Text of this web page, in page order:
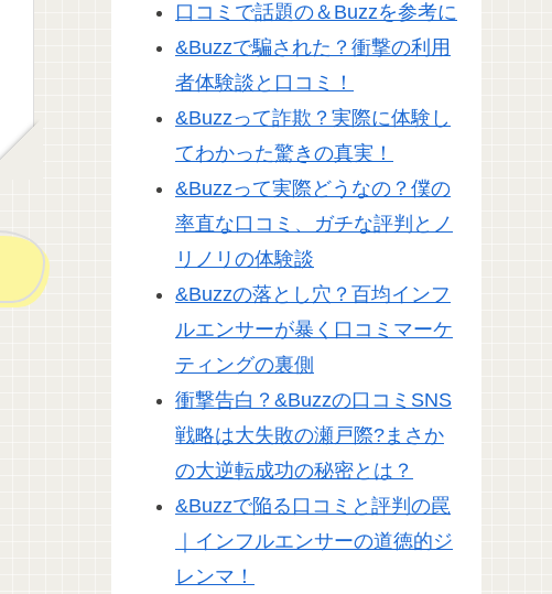
口コミで話題の＆Buzzを参考に
&Buzzで騙された？衝撃の利用
者体験談と口コミ！
&Buzzって詐欺？実際に体験し
てわかった驚きの真実！
&Buzzって実際どうなの？僕の
率直な口コミ、ガチな評判とノ
リノリの体験談
&Buzzの落とし穴？百均インフ
ルエンサーが暴く口コミマーケ
ティングの裏側
衝撃告白？&Buzzの口コミSNS
戦略は大失敗の瀬戸際?まさか
の大逆転成功の秘密とは？
&Buzzで陥る口コミと評判の罠
｜インフルエンサーの道徳的ジ
レンマ！